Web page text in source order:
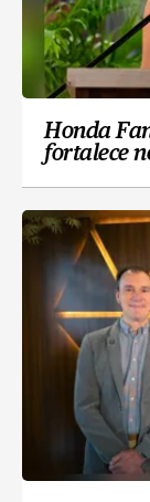
Honda
fortalece